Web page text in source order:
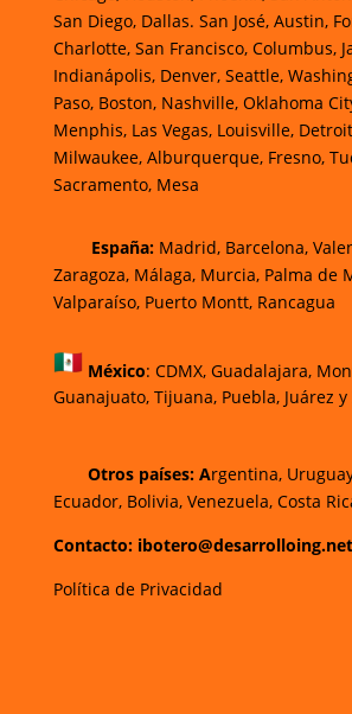
San Diego, Dallas. San José, Austin,
Charlotte, San Francisco, Columbus,
Indianápolis, Denver, Seattle,
Paso, Boston, Nashville, Oklahoma
Menphis, Las Vegas, Louisville,
Milwaukee, Alburquerque, Fresno,
Sacramento, Mesa
España: Madrid, Barcelona,
Zaragoza, Málaga, Murcia, Palma de
Valparaíso, Puerto Montt, Rancagua
México: CDMX, Guadalajara,
Guanajuato, Tijuana, Puebla, Juárez
Otros países: Argentina,
Ecuador, Bolivia, Venezuela, Costa
Contacto: ibotero@desarrolloing.net
Política de Privacidad